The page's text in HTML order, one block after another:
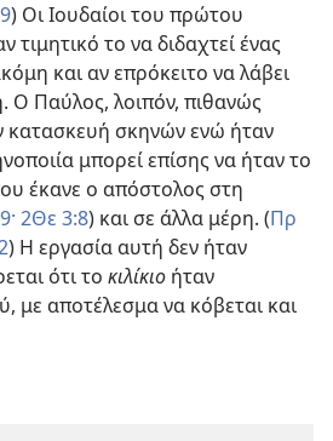
) Οι Ιουδαίοι του πρώτου
το να διδαχτεί ένας
και αν επρόκειτο να λάβει
Ο Παύλος, λοιπόν, πιθανώς
κατασκευή σκηνών ενώ ήταν
μπορεί επίσης να ήταν το
έκανε ο απόστολος στη
2Θε 3:8) και σε άλλα μέρη. (Πρ
) Η εργασία αυτή δεν ήταν
ότι το κιλίκιο ήταν
με αποτέλεσμα να κόβεται και